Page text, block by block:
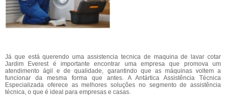
Já que está querendo uma assistencia tecnica de maquina de lavar cotar
Jardim Everest é importante encontrar uma empresa que promova um
atendimento ágil e de qualidade, garantindo que as máquinas voltem a
funcionar da mesma forma que antes. A Antártica Assistência Técnica
Especializada oferece as melhores soluções no segmento de assistência
técnica, o que é ideal para empresas e casas.